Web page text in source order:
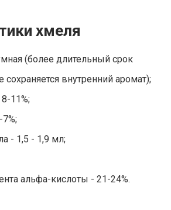
хмеля
(более длительный срок
сохраняется внутренний аромат);
11%;
- 1,5 - 1,9 мл;
альфа-кислоты - 21-24%.